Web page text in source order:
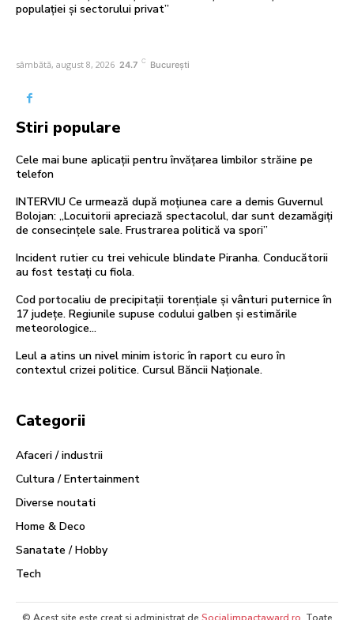
populației și sectorului privat”
sâmbătă, august 8, 2026 24.7 C București
Stiri populare
Cele mai bune aplicații pentru învățarea limbilor străine pe
telefon
INTERVIU Ce urmează după moțiunea care a demis Guvernul
Bolojan: „Locuitorii apreciază spectacolul, dar sunt dezamăgiți
de consecințele sale. Frustrarea politică va spori”
Incident rutier cu trei vehicule blindate Piranha. Conducătorii
au fost testați cu fiola.
Cod portocaliu de precipitații torențiale și vânturi puternice în
17 județe. Regiunile supuse codului galben și estimările
meteorologice…
Leul a atins un nivel minim istoric în raport cu euro în
contextul crizei politice. Cursul Băncii Naționale.
Categorii
Afaceri / industrii
Cultura / Entertainment
Diverse noutati
Home & Deco
Sanatate / Hobby
Tech